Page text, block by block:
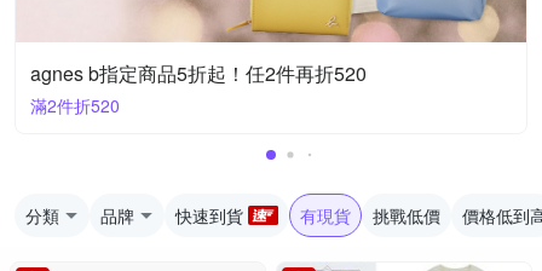
agnes b指定商品5折起！任2件再折520
滿2件折520
分類 品牌 快速到貨 有現貨 挑戰低價 價格低到